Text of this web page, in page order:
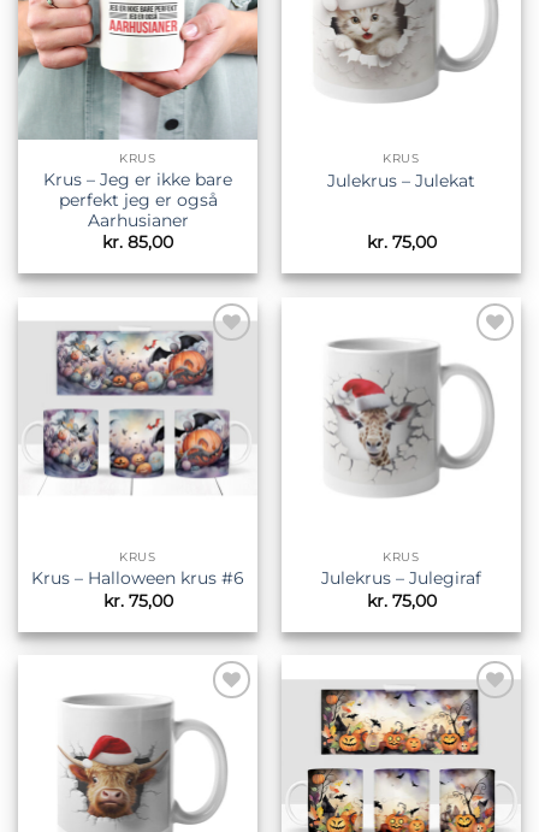
KRUS
Krus – Jeg er ikke bare
perfekt jeg er også
Aarhusianer
kr. 85,00
KRUS
Julekrus – Julekat
kr.75,00
Tilføj til
ønskeliste
KRUS
Krus – Halloween krus #6
kr.75,00
ønskeliste
KRUS
Julekrus – Julegiraf
kr.75,00
Tilføj til
ønskeliste
Tilføj til
ønskeliste